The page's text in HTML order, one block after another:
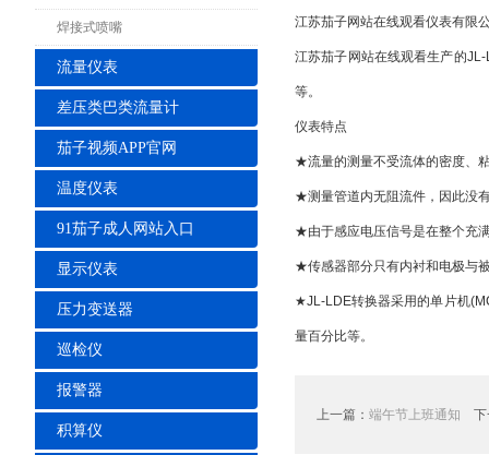
焊接式喷嘴
流量仪表
差压类巴类流量计
茄子视频APP官网
温度仪表
91茄子成人网站入口
显示仪表
压力变送器
巡检仪
报警器
积算仪
江苏茄子网站在线观看仪表有限
江苏茄子网站在线观看生产的
等。
仪表特点
★流量的测量不受流体的密度、
★测量管道内无阻流件，因此没
★由于感应电压信号是在整个充
★传感器部分只有内衬和电极与
★JL-LDE转换器采用的单片机
量百分比等。
上一篇： 端午节上班通知 下